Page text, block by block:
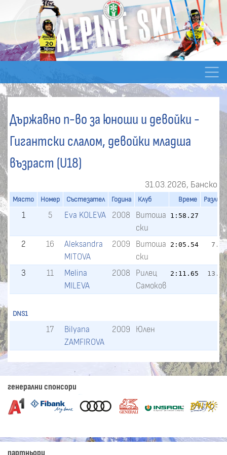
Държавно п-во за юноши и девойки -
Гигантски слалом, девойки младша
възраст (U18)
31.03.2026, Банско
Място Номер Състезател Година Клуб Време Разлика
1 5 Eva KOLEVA 2008
Витоша
ски
1:58.27
2 16
Aleksandra
MITOVA
2009
Витоша
ски
2:05.54
3 11
Melina
MILEVA
2008
Рилец
Самоков
2:11.65
DNS1
17
Bilyana
ZAMFIROVA
2009 Юлен
генерални спонсори
партньори